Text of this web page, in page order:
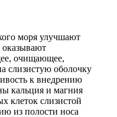
моря улучшают
очищающее,
слизистую оболочку
к внедрению
кальция и магния
клеток слизистой
из полости носа